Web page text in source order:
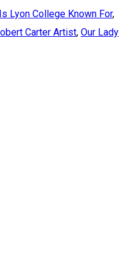
Lyon College Known For,
Carter Artist, Our Lady